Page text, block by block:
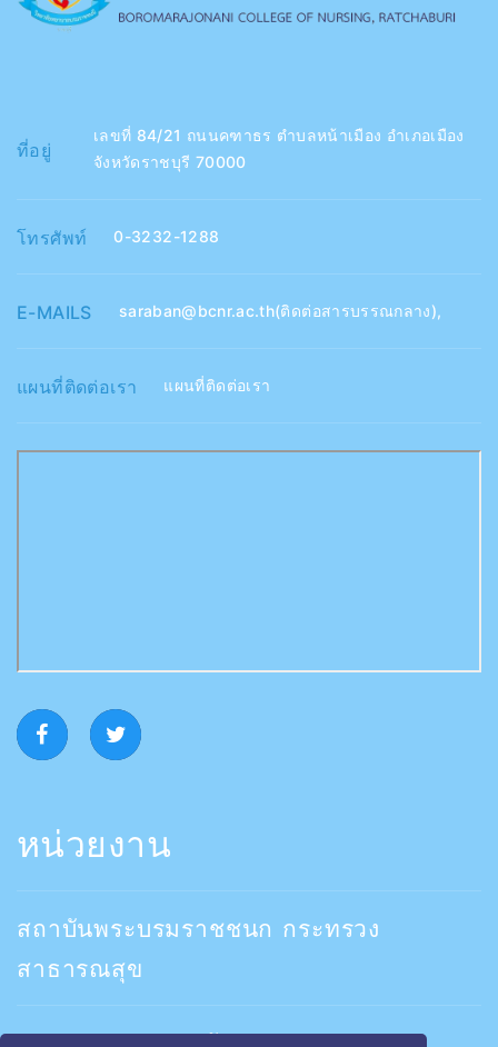
ที่อยู่
เลขที่ 84/21 ถนนคฑาธร ตำบลหน้าเมือง อำเภอเมือง
จังหวัดราชบุรี 70000
โทรศัพท์ 0-3232-1288
E-MAILS saraban@bcnr.ac.th(ติดต่อสารบรรณกลาง),
แผนที่ติดต่อเรา แผนที่ติดต่อเรา
หน่วยงาน
สถาบันพระบรมราชชนก กระทรวง
สาธารณสุข